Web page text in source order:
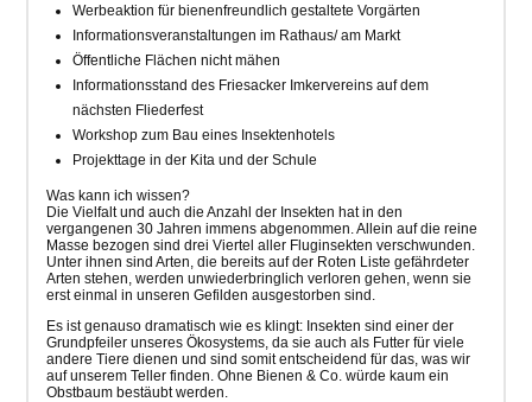
Werbeaktion für bienenfreundlich gestaltete Vorgärten
Informationsveranstaltungen im Rathaus/ am Markt
Öffentliche Flächen nicht mähen
Informationsstand des Friesacker Imkervereins auf dem
nächsten Fliederfest
Workshop zum Bau eines Insektenhotels
Projekttage in der Kita und der Schule
Was kann ich wissen?
Die Vielfalt und auch die Anzahl der Insekten hat in den
vergangenen 30 Jahren immens abgenommen. Allein auf die reine
Masse bezogen sind drei Viertel aller Fluginsekten verschwunden.
Unter ihnen sind Arten, die bereits auf der Roten Liste gefährdeter
Arten stehen, werden unwiederbringlich verloren gehen, wenn sie
erst einmal in unseren Gefilden ausgestorben sind.
Es ist genauso dramatisch wie es klingt: Insekten sind einer der
Grundpfeiler unseres Ökosystems, da sie auch als Futter für viele
andere Tiere dienen und sind somit entscheidend für das, was wir
auf unserem Teller finden. Ohne Bienen & Co. würde kaum ein
Obstbaum bestäubt werden.